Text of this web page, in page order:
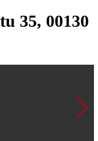
35, 00130